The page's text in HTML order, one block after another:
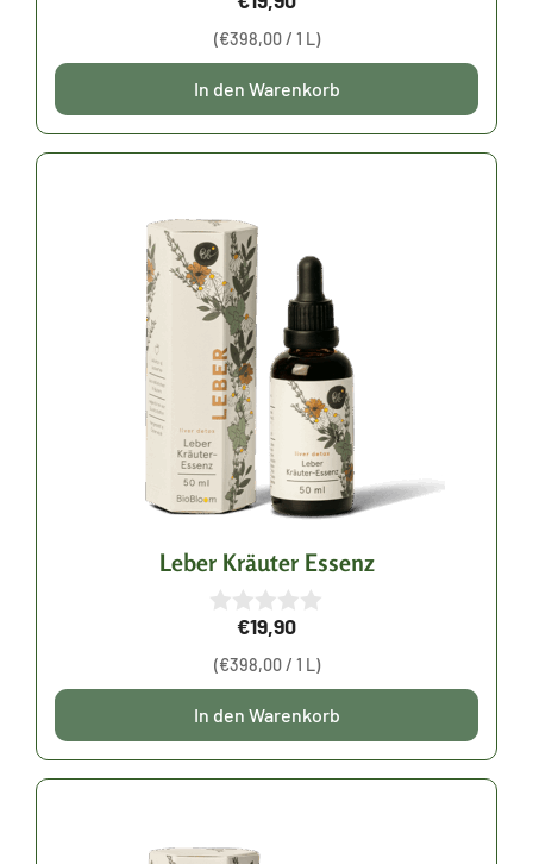
o
n
5
(€398,00/ 1 L)
In den Warenkorb
Leber Kräuter Essenz
o
n
5
€19,90
(€398,00/ 1 L)
In den Warenkorb